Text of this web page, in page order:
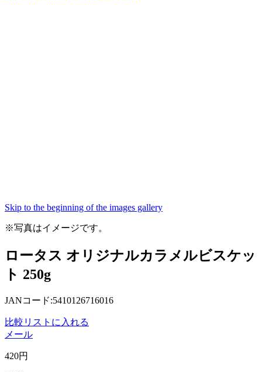
Skip to the beginning of the images gallery
※写真はイメージです。
ロータス オリジナルカラメルビスケッ
ト 250g
JANコード:5410126716016
比較リストに入れる
メール
420円